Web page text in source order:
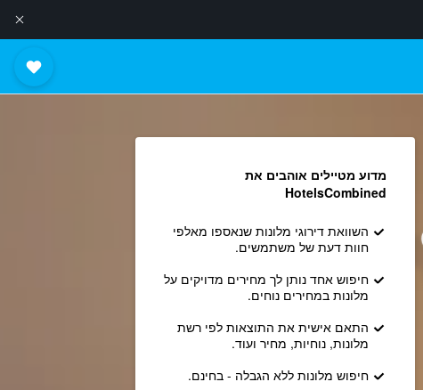
מדוע מטיילים אוהבים את
HotelsCombined
השוואת דירוגי מלונות שנאספו מאלפי
חוות דעת של משתמשים.
חיפוש אחד נותן לך מחירים מדויקים על
מלונות במחירים נוחים.
התאם אישית את התוצאות לפי רשת
מלונות, נוחיות, מחיר ועוד.
חיפוש מלונות ללא הגבלה - בחינם.